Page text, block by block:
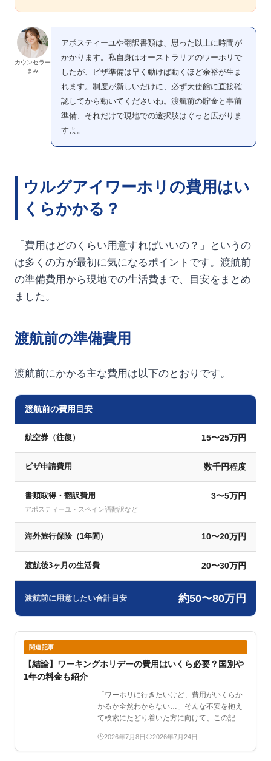
カウンセラー
まみ
アポスティーユや翻訳書類は、思った以上に時間が
かかります。私自身はオーストラリアのワーホリで
したが、ビザ準備は早く動けば動くほど余裕が生ま
れます。制度が新しいだけに、必ず大使館に直接確
認してから動いてくださいね。渡航前の貯金と事前
準備、それだけで現地での選択肢はぐっと広がりま
すよ。
ウルグアイワーホリの費用はい
くらかかる？
「費用はどのくらい用意すればいいの？」というの
は多くの方が最初に気になるポイントです。渡航前
の準備費用から現地での生活費まで、目安をまとめ
ました。
渡航前の準備費用
渡航前にかかる主な費用は以下のとおりです。
渡航前の費用目安
航空券（往復） 15〜25万円
ビザ申請費用 数千円程度
書類取得・翻訳費用
アポスティーユ・スペイン語翻訳など
3〜5万円
海外旅行保険（1年間） 10〜20万円
渡航後3ヶ月の生活費 20〜30万円
渡航前に用意したい合計目安 約50〜80万円
関連記事
【結論】ワーキングホリデーの費用はいくら必要？国別や
1年の料金も紹介
「ワーホリに行きたいけど、費用がいくらか
かるか全然わからない…」そんな不安を抱え
て検索にたどり着いた方に向けて、この記事
2026年7月8日 2026年7月24日